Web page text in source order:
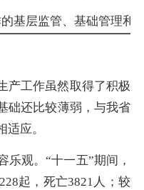
基层监管、基础管理和
工作虽然取得了积极
础还比较薄弱，与我省
应。
观。“十一五”期间，
起，死亡3821人；较